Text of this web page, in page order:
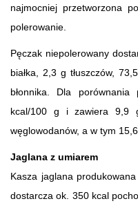
najmocniej przetworzona
polerowanie.
Pęczak niepolerowany
białka, 2,3 g tłuszczów,
błonnika. Dla
kcal/100 g i zawiera 9,9
węglowodanów, a w tym 15,6
Jaglana z umiarem
Kasza jaglana
dostarcza ok. 350 kcal